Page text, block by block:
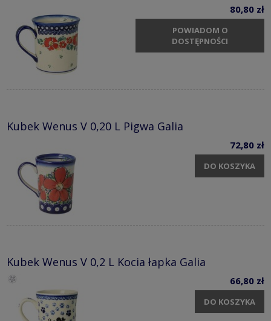
80,80 zł
POWIADOM O
DOSTĘPNOŚCI
Kubek Wenus V 0,20 L Pigwa Galia
72,80 zł
DO KOSZYKA
Kubek Wenus V 0,2 L Kocia łapka Galia
66,80 zł
DO KOSZYKA